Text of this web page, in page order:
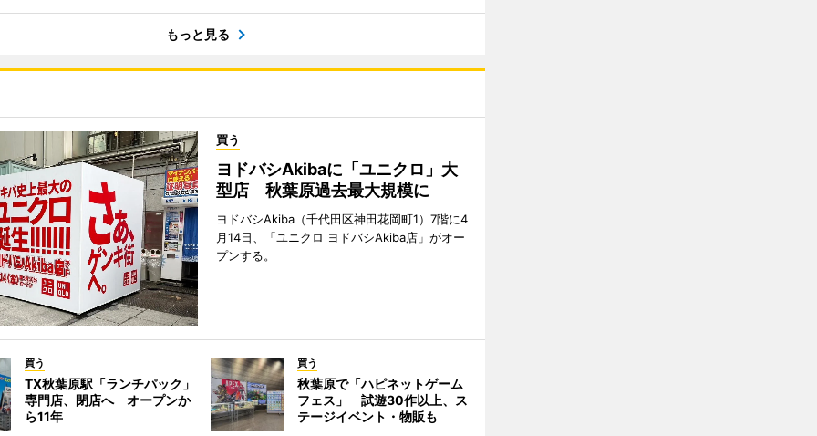
もっと見る
買う
ヨドバシAkibaに「ユニクロ」大
型店 秋葉原過去最大規模に
ヨドバシAkiba（千代田区神田花岡町1）7階に4
月14日、「ユニクロ ヨドバシAkiba店」がオー
プンする。
買う
TX秋葉原駅「ランチパック」
専門店、閉店へ オープンか
ら11年
買う
秋葉原で「ハピネットゲーム
フェス」 試遊30作以上、ス
テージイベント・物販も